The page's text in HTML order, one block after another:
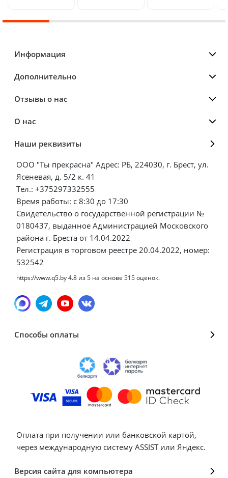
Информация
Дополнительно
Отзывы о нас
О нас
Наши реквизиты
ООО "Ты прекрасна" Адрес: РБ, 224030, г. Брест, ул.
Ясеневая, д. 5/2 к. 41
Тел.: +375297332555
Время работы: с 8:30 до 17:30
Свидетельство о государственной регистрации №
0180437, выданное Администрацией Московского
района г. Бреста от 14.04.2022
Регистрация в торговом реестре 20.04.2022, номер:
532542
https://www.q5.by4.8 из5 на основе 515оценок.
Способы оплаты
Оплата при получении или банковской картой,
через международную систему ASSIST или Яндекс.
Версия сайта для компьютера